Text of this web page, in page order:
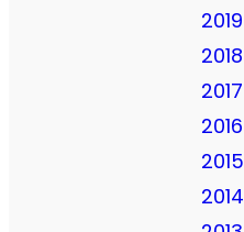
2019
2018
2017
2016
2015
2014